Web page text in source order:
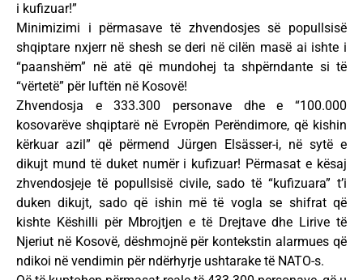
i kufizuar!”
Minimizimi i përmasave të zhvendosjes së popullsisë
shqiptare nxjerr në shesh se deri në cilën masë ai ishte i
“paanshëm” në atë që mundohej ta shpërndante si të
“vërtetë” për luftën në Kosovë!
Zhvendosja e 333.300 personave dhe e “100.000
kosovarëve shqiptarë në Evropën Perëndimore, që kishin
kërkuar azil” që përmend Jürgen Elsässer-i, në sytë e
dikujt mund të duket numër i kufizuar! Përmasat e kësaj
zhvendosjeje të popullsisë civile, sado të “kufizuara” t’i
duken dikujt, sado që ishin më të vogla se shifrat që
kishte Këshilli për Mbrojtjen e të Drejtave dhe Lirive të
Njeriut në Kosovë, dëshmojnë për kontekstin alarmues që
ndikoi në vendimin për ndërhyrje ushtarake të NATO-s.